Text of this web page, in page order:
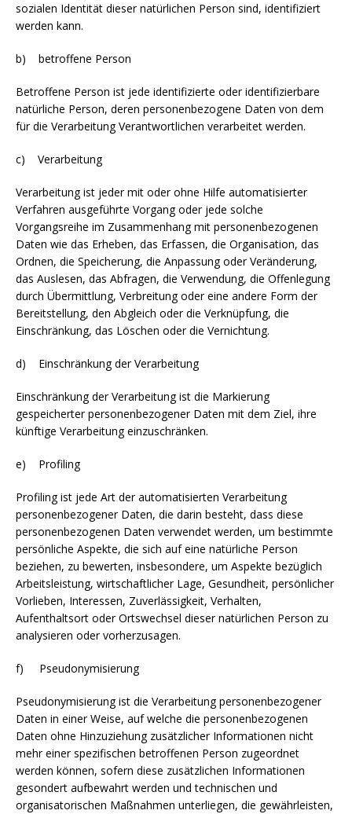
sozialen Identität dieser natürlichen Person sind, identifiziert
werden kann.
b) betroffene Person
Betroffene Person ist jede identifizierte oder identifizierbare
natürliche Person, deren personenbezogene Daten von dem
für die Verarbeitung Verantwortlichen verarbeitet werden.
c) Verarbeitung
Verarbeitung ist jeder mit oder ohne Hilfe automatisierter
Verfahren ausgeführte Vorgang oder jede solche
Vorgangsreihe im Zusammenhang mit personenbezogenen
Daten wie das Erheben, das Erfassen, die Organisation, das
Ordnen, die Speicherung, die Anpassung oder Veränderung,
das Auslesen, das Abfragen, die Verwendung, die Offenlegung
durch Übermittlung, Verbreitung oder eine andere Form der
Bereitstellung, den Abgleich oder die Verknüpfung, die
Einschränkung, das Löschen oder die Vernichtung.
d) Einschränkung der Verarbeitung
Einschränkung der Verarbeitung ist die Markierung
gespeicherter personenbezogener Daten mit dem Ziel, ihre
künftige Verarbeitung einzuschränken.
e) Profiling
Profiling ist jede Art der automatisierten Verarbeitung
personenbezogener Daten, die darin besteht, dass diese
personenbezogenen Daten verwendet werden, um bestimmte
persönliche Aspekte, die sich auf eine natürliche Person
beziehen, zu bewerten, insbesondere, um Aspekte bezüglich
Arbeitsleistung, wirtschaftlicher Lage, Gesundheit, persönlicher
Vorlieben, Interessen, Zuverlässigkeit, Verhalten,
Aufenthaltsort oder Ortswechsel dieser natürlichen Person zu
analysieren oder vorherzusagen.
f) Pseudonymisierung
Pseudonymisierung ist die Verarbeitung personenbezogener
Daten in einer Weise, auf welche die personenbezogenen
Daten ohne Hinzuziehung zusätzlicher Informationen nicht
mehr einer spezifischen betroffenen Person zugeordnet
werden können, sofern diese zusätzlichen Informationen
gesondert aufbewahrt werden und technischen und
organisatorischen Maßnahmen unterliegen, die gewährleisten,